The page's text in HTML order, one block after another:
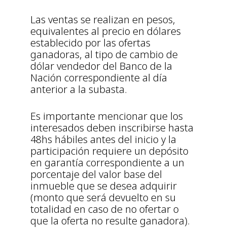
Las ventas se realizan en pesos,
equivalentes al precio en dólares
establecido por las ofertas
ganadoras, al tipo de cambio de
dólar vendedor del Banco de la
Nación correspondiente al día
anterior a la subasta.
Es importante mencionar que los
interesados deben inscribirse hasta
48hs hábiles antes del inicio y la
participación requiere un depósito
en garantía correspondiente a un
porcentaje del valor base del
inmueble que se desea adquirir
(monto que será devuelto en su
totalidad en caso de no ofertar o
que la oferta no resulte ganadora).